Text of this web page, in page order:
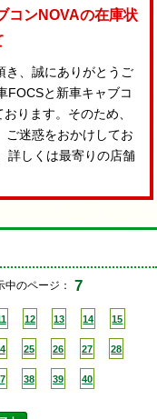
コンNOVAの在庫状
き、誠にありがとうご
FOCSと新車キャブコ
ります。そのため、
ご迷惑をおかけしてお
詳しくは最寄りの店舗
中のページ： 7
12 13 14 15
25 26 27 28
38 39 40